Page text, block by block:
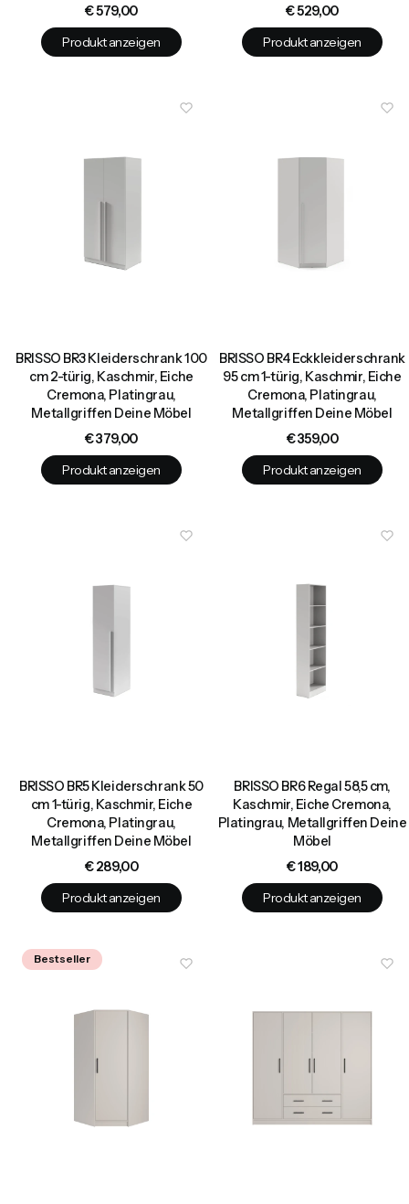
Preis
€ 579,00
Produkt anzeigen
Preis
€ 529,00
Produkt anzeigen
BRISSO BR3 Kleiderschrank 100
cm 2-türig, Kaschmir, Eiche
Cremona, Platingrau,
Metallgriffen Deine Möbel
Preis
€ 379,00
Produkt anzeigen
BRISSO BR4 Eckkleiderschrank
95 cm 1-türig, Kaschmir, Eiche
Cremona, Platingrau,
Metallgriffen Deine Möbel
Preis
€ 359,00
Produkt anzeigen
BRISSO BR5 Kleiderschrank 50
cm 1-türig, Kaschmir, Eiche
Cremona, Platingrau,
Metallgriffen Deine Möbel
Preis
€ 289,00
Produkt anzeigen
BRISSO BR6 Regal 58,5 cm,
Kaschmir, Eiche Cremona,
Platingrau, Metallgriffen Deine
Möbel
Preis
€ 189,00
Produkt anzeigen
Bestseller